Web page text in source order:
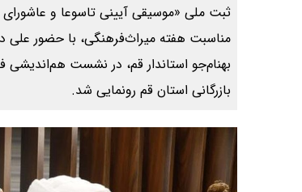
ثبت ملی «موسیقی آیینی تاسوعا و
مناسبت هفته میراث‌فرهنگی، با حضور علی
بهنام‌جو استاندار قم، در نشست هم‌اندیشی
بازرگانی استان قم رونمایی شد.